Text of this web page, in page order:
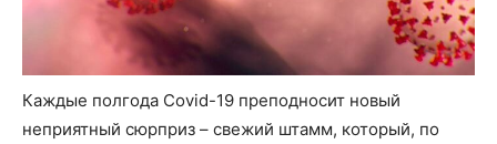
Каждые полгода Covid-19 преподносит новый
неприятный сюрприз – свежий штамм, который, по